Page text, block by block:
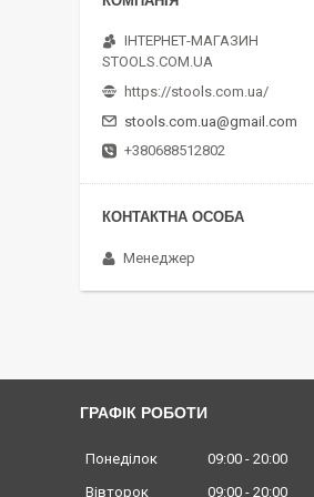
ІНТЕРНЕТ-МАГАЗИН
STOOLS.COM.UA
https://stools.com.ua/
stools.com.ua@gmail.com
+380688512802
Менеджер
ГРАФІК РОБОТИ
Понеділок 09:00
20:00
Вівторок
09:00 20:00